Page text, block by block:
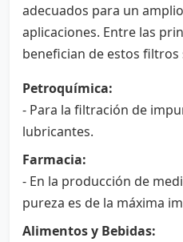
adecuados para un
aplicaciones. Entre las
benefician de estos filtros
Petroquímica:
- Para la filtración de
lubricantes.
Farmacia:
- En la producción de
pureza es de la máxima
Alimentos y Bebidas: